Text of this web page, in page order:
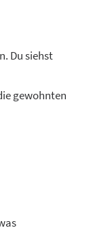
Du siehst
gewohnten